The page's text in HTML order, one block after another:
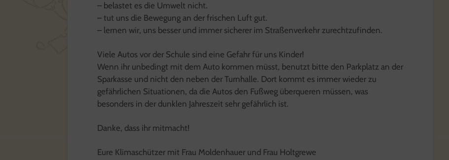
– belastet es die Umwelt nicht.
– tut uns die Bewegung an der frischen Luft gut.
– lernen wir, uns besser und immer sicherer im Straßenverkehr zurechtzufinden.
Viele Autos vor der Schule sind eine Gefahr für uns Kinder!
Wenn ihr unbedingt mit dem Auto kommen müsst, benutzt bitte den Parkplatz an der
Sparkasse und nicht den neben der Turnhalle. Dort kommt es immer wieder zu
gefährlichen Situationen, da die Autos den Fußweg überqueren müssen, was
besonders in der dunklen Jahreszeit sehr gefährlich ist.
Danke, dass ihr mitmacht!
Eure Klimaschützer mit Frau Moldenhauer und Frau Holtgrewe